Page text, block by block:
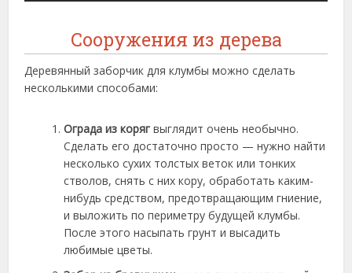
Сооружения из дерева
Деревянный заборчик для клумбы можно сделать
несколькими способами:
Ограда из коряг выглядит очень необычно.
Сделать его достаточно просто — нужно найти
несколько сухих толстых веток или тонких
стволов, снять с них кору, обработать каким-
нибудь средством, предотвращающим гниение,
и выложить по периметру будущей клумбы.
После этого насыпать грунт и высадить
любимые цветы.